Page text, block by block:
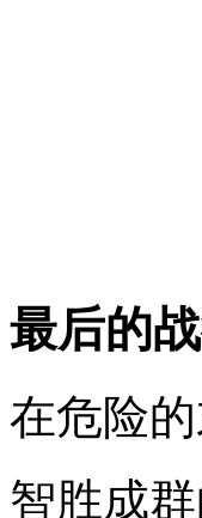
最后的
在危险
智胜成